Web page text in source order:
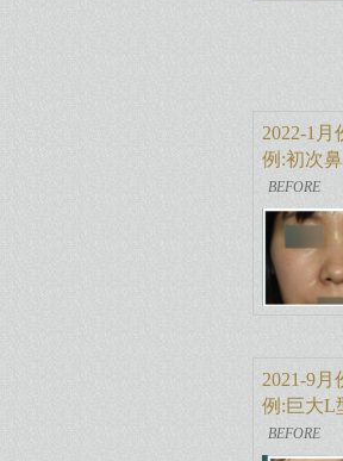
2022-1
例:初次
2021-9
例:巨大L
出之搶救